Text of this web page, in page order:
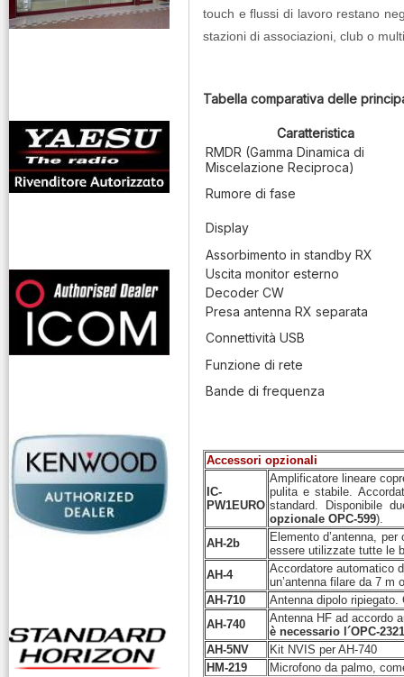
touch e flussi di lavoro restano
stazioni di associazioni, club o
Tabella comparativa delle
Caratteristica
RMDR (Gamma Dinamica di
Miscelazione Reciproca)
Rumore di fase
Display
Assorbimento in standby RX
Uscita monitor esterno
Decoder CW
Presa antenna RX separata
Connettività USB
Funzione di rete
Bande di frequenza
Accessori opzionali
IC-
PW1EURO
Amplificatore lineare
pulita e stabile.
standard. Disponibile
opzionale OPC-599).
AH-2b
Elemento d’antenna,
essere utilizzate tutte le
AH-4
Accordatore automatico
un’antenna filare da 7 m
AH-710
Antenna dipolo
AH-740
Antenna HF ad accordo
è necessario l´OPC-2321
AH-5NV
Kit NVIS per AH-740
HM-219
Microfono da palmo,